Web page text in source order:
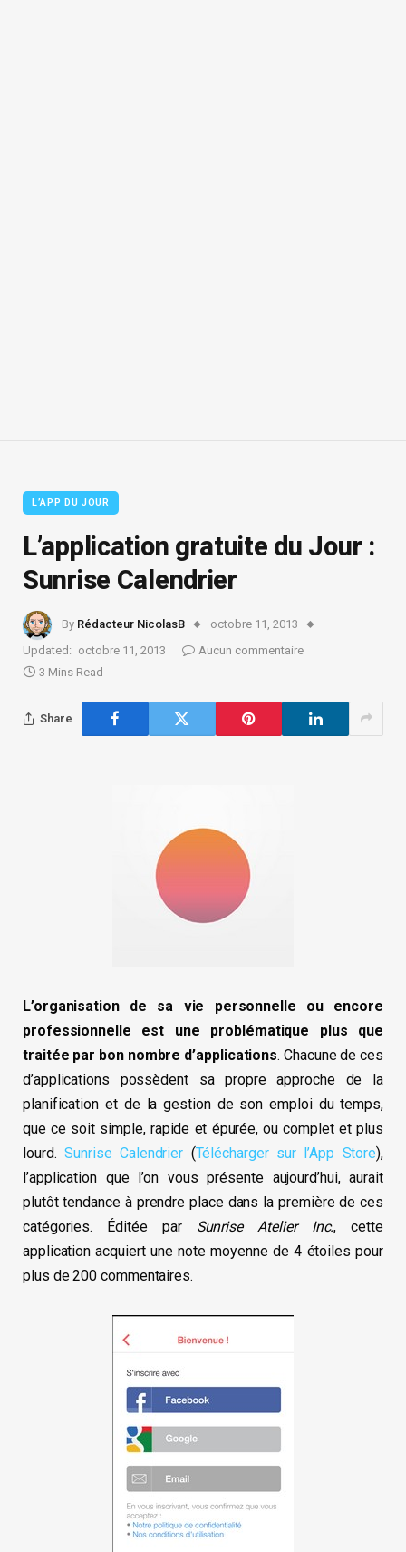
L’APP DU JOUR
L’application gratuite du Jour :
Sunrise Calendrier
By Rédacteur NicolasB
octobre 11, 2013
Updated: octobre 11, 2013
Aucun commentaire
3 Mins Read
Share
L’organisation de sa vie personnelle ou encore
professionnelle est une problématique plus que
traitée par bon nombre d’applications. Chacune de ces
d’applications possèdent sa propre approche de la
planification et de la gestion de son emploi du temps,
que ce soit simple, rapide et épurée, ou complet et plus
lourd.Sunrise Calendrier (Télécharger sur l’App Store),
l’application que l’on vous présente aujourd’hui, aurait
plutôt tendance à prendre place dans la première de ces
catégories. Éditée par Sunrise Atelier Inc., cette
application acquiert une note moyenne de 4 étoiles pour
plus de 200 commentaires.